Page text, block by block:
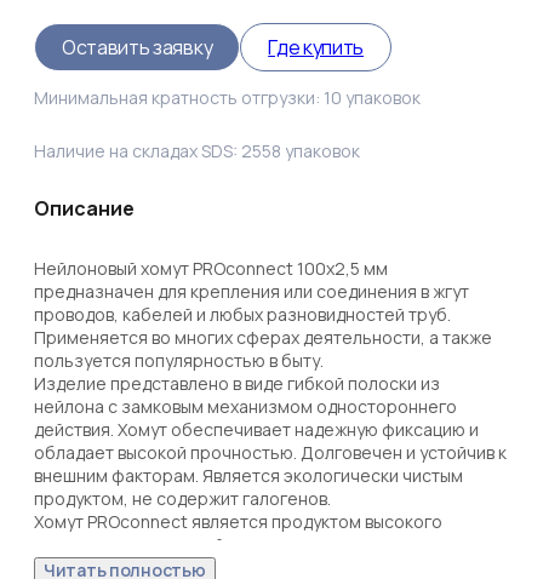
Оставить заявку Где купить
Минимальная кратность отгрузки: 10 упаковок
Наличие на складах SDS: 2558 упаковок
Описание
Нейлоновый хомут PROconnect 100x2,5 мм
предназначен для крепления или соединения в жгут
проводов, кабелей и любых разновидностей труб.
Применяется во многих сферах деятельности, а также
пользуется популярностью в быту.
Изделие представлено в виде гибкой полоски из
нейлона с замковым механизмом одностороннего
действия. Хомут обеспечивает надежную фиксацию и
обладает высокой прочностью. Долговечен и устойчив к
внешним факторам. Является экологически чистым
продуктом, не содержит галогенов.
Хомут PROconnect является продуктом высокого
качества по доступной цене.
Установка стяжки может выполняться вручную или с
Читать полностью